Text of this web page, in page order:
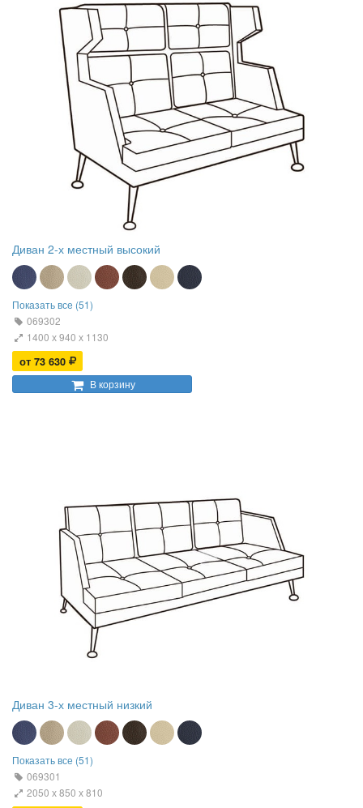
Диван 2-х местный высокий
Показать все (51)
069302
1400 х 940 х 1130
от 73 630
В корзину
Диван 3-х местный низкий
Показать все (51)
069301
2050 х 850 х 810